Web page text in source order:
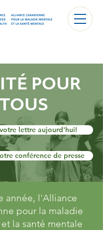
POUR
TOUS
lettre aujourd'hui!
conférence de presse
année, l'Alliance
pour la maladie
la santé mentale